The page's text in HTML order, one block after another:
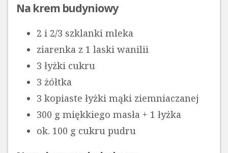
Na krem budyniowy
2 i 2/3 szklanki mleka
ziarenka z 1 laski wanilii
3 łyżki cukru
3 żółtka
3 kopiaste łyżki mąki ziemniaczanej
300 g miękkiego masła + 1 łyżka
ok. 100 g cukru pudru